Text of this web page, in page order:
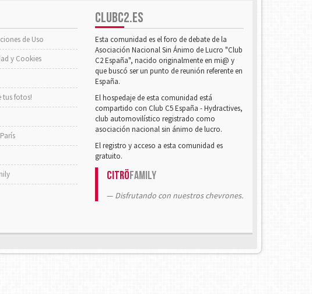
de Uso
y Cookies
tus fotos!
CLUBC2.ES
Esta comunidad es el foro de debate de la
Asociación Nacional Sin Ánimo de Lucro "Club
C2 España", nacido originalmente en mi@ y
que buscó ser un punto de reunión referente en
España.
El hospedaje de esta comunidad está
compartido con Club C5 España - Hydractives,
club automovilístico registrado como
asociación nacional sin ánimo de lucro.
El registro y acceso a esta comunidad es
gratuito.
CitröFamily
Disfrutando con nuestros chevrones.